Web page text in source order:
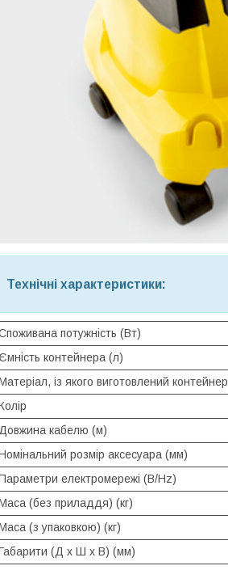
Технічні характеристики:
потужність (Вт)
контейнера (л)
із якого виготовлений контейнер
кабелю (м)
розмір аксесуара (мм)
електромережі (B/Hz)
(без приладдя) (кг)
(з упаковкою) (кг)
(Д x Ш x В) (мм)